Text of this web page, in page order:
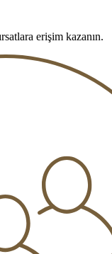
erişim kazanın.